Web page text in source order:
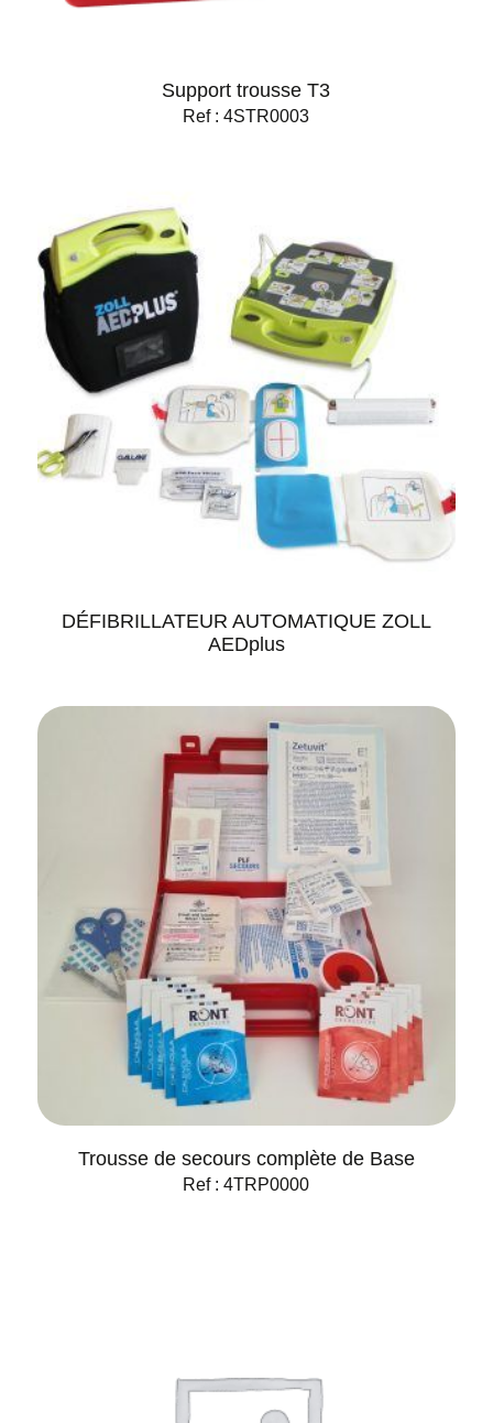
Support trousse T3
Ref : 4STR0003
DÉFIBRILLATEUR AUTOMATIQUE ZOLL
AEDplus
Trousse de secours complète de Base
Ref : 4TRP0000